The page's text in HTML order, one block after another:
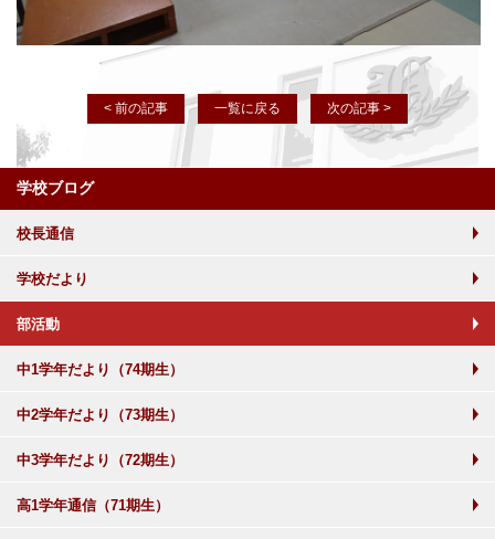
< 前の記事 一覧に戻る 次の記事 >
学校ブログ
校長通信
学校だより
部活動
中1学年だより（74期生）
中2学年だより（73期生）
中3学年だより（72期生）
高1学年通信（71期生）